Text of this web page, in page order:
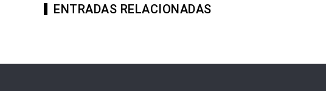
ENTRADAS RELACIONADAS